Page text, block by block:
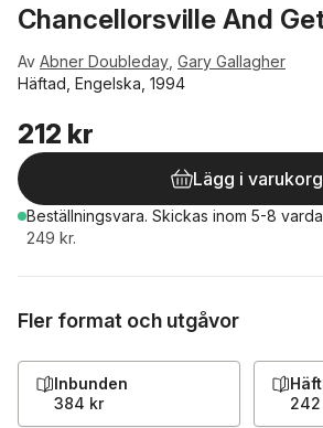
Chancellorsville And
Av Abner Doubleday Gary Gallagher
Häftad, Engelska, 1994
212 kr
Lägg i varukorg
Beställningsvara. Skickas inom 5-8
249 kr.
Fler format och utgåvor
Inbunden
384 kr